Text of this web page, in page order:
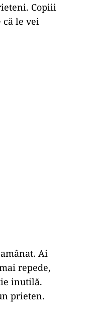
Copiii
le vei
Ai
repede,
inutilă.
prieten.